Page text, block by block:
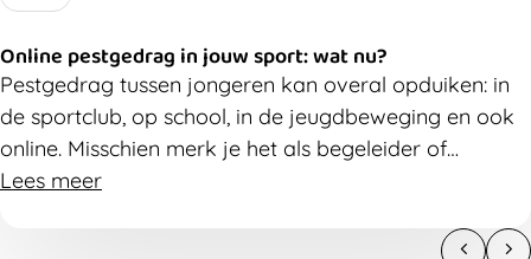
Online pestgedrag in jouw sport: wat nu?
Pestgedrag tussen jongeren kan overal opduiken: in
de sportclub, op school, in de jeugdbeweging en ook
online. Misschien merk je het als begeleider of
vrijwilliger in jouw sportomgeving. Dan kan het best
pedagogisch op reageert. We delen graag heldere
Lees meer